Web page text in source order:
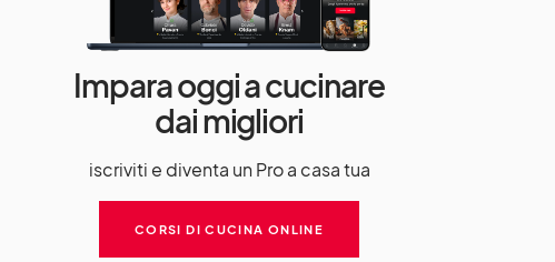
Impara oggi a cucinare
dai migliori
iscriviti e diventa un Pro a casa tua
CORSI DI CUCINA ONLINE